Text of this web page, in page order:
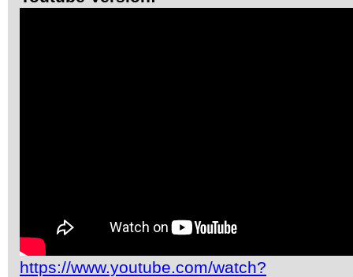
https://www.youtube.com/watch?